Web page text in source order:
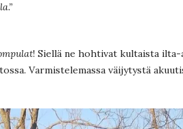
! Siellä ne hohtivat kultaista
Varmistelemassa väijytystä